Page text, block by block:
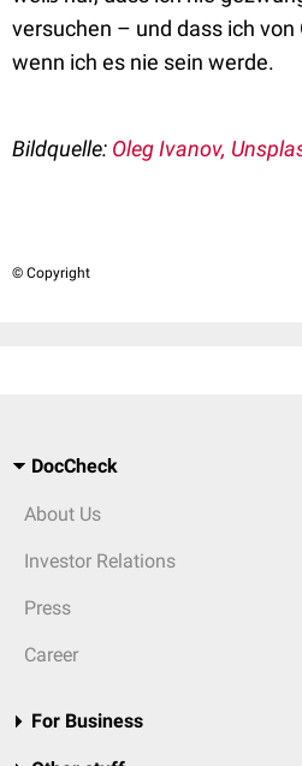
versuchen – und dass ich von
wenn ich es nie sein werde.
Bildquelle: Oleg Ivanov,
© Copyright
DocCheck
About Us
Investor Relations
Press
Career
For Business